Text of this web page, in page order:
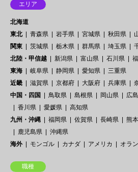
エリア
北海道
東北
青森県 岩手県 宮城県 秋田県
関東
茨城県 栃木県 群馬県 埼玉県
北陸・甲信越
新潟県 富山県 石川県
東海
岐阜県 静岡県 愛知県
三重県
近畿
滋賀県 京都府 大阪府 兵庫県
中国・四国
鳥取県 島根県 岡山県 広
香川県
愛媛県
高知県
九州・沖縄
福岡県 佐賀県 長崎県 熊
鹿児島県
沖縄県
海外
モンゴル カナダ アメリカ オラ
職種